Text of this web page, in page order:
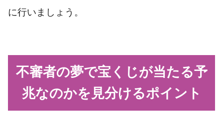
に行いましょう。
不審者の夢で宝くじが当たる予
兆なのかを見分けるポイント